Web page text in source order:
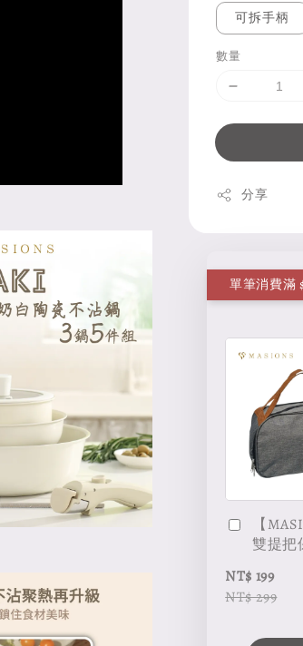
可拆手柄
數量
分享
【
雙提把
NT$ 199
NT$ 299